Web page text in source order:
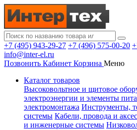
+7 (495) 943-29-27 +7 (496) 575-00-20
info@inter-el.ru
Позвонить Кабинет Корзина Меню
Каталог товаров
Высоковольтное и щитовое
электроэнергии и элементы
электромонтажа Инструменты,
системы Кабели, провода и
и инженерные системы